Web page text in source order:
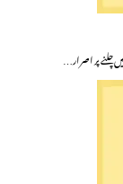
پر اصرار…